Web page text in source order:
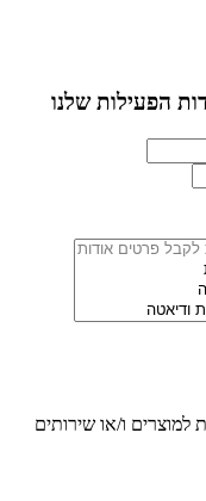
הפעילות שלנו
ו/או שירותים